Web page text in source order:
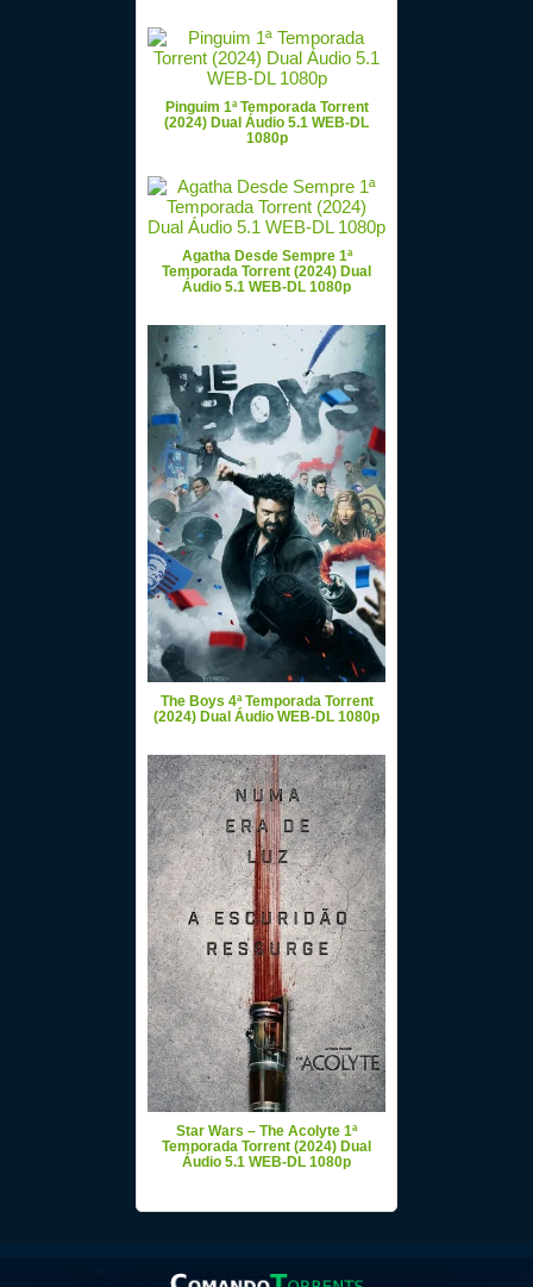
Pinguim 1ª Temporada Torrent
(2024) Dual Áudio 5.1 WEB-DL
1080p
Agatha Desde Sempre 1ª
Temporada Torrent (2024) Dual
Áudio 5.1 WEB-DL 1080p
The Boys 4ª Temporada Torrent
(2024) Dual Áudio WEB-DL 1080p
Star Wars – The Acolyte 1ª
Temporada Torrent (2024) Dual
Áudio 5.1 WEB-DL 1080p